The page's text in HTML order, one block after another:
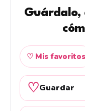
Guárdalo,
♡ Mis favoritos
♡Guardar